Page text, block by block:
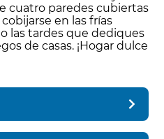
cuatro paredes cubiertas
en las frías
las tardes que dediques
de casas. ¡Hogar dulce